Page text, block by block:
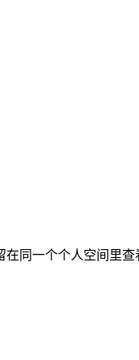
同一个个人空间里查